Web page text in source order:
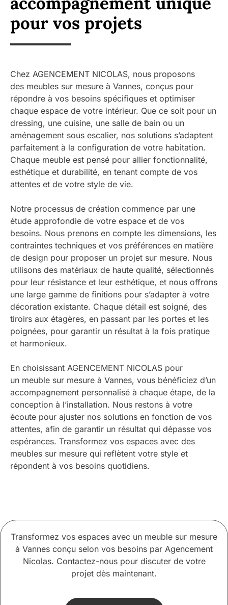
pour vos projets
Chez AGENCEMENT NICOLAS, nous proposons
des meubles sur mesure à Vannes, conçus pour
répondre à vos besoins spécifiques et optimiser
chaque espace de votre intérieur. Que ce soit pour un
dressing, une cuisine, une salle de bain ou un
aménagement sous escalier, nos solutions s’adaptent
parfaitement à la configuration de votre habitation.
Chaque meuble est pensé pour allier fonctionnalité,
esthétique et durabilité, en tenant compte de vos
attentes et de votre style de vie.
Notre processus de création commence par une
étude approfondie de votre espace et de vos
besoins. Nous prenons en compte les dimensions, les
contraintes techniques et vos préférences en matière
de design pour proposer un projet sur mesure. Nous
utilisons des matériaux de haute qualité, sélectionnés
pour leur résistance et leur esthétique, et nous offrons
une large gamme de finitions pour s’adapter à votre
décoration existante. Chaque détail est soigné, des
tiroirs aux étagères, en passant par les portes et les
poignées, pour garantir un résultat à la fois pratique
et harmonieux.
En choisissant AGENCEMENT NICOLAS pour
un meuble sur mesure à Vannes, vous bénéficiez d’un
accompagnement personnalisé à chaque étape, de la
conception à l’installation. Nous restons à votre
écoute pour ajuster nos solutions en fonction de vos
attentes, afin de garantir un résultat qui dépasse vos
espérances. Transformez vos espaces avec des
meubles sur mesure qui reflètent votre style et
répondent à vos besoins quotidiens.
Transformez vos espaces avec un meuble sur mesure
à Vannes conçu selon vos besoins par Agencement
Nicolas. Contactez-nous pour discuter de votre
projet dès maintenant.